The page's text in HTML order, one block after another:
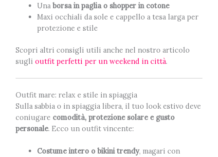
Una borsa in paglia o shopper in cotone
Maxi occhiali da sole e cappello a tesa larga per
protezione e stile
Scopri altri consigli utili anche nel nostro articolo
sugli outfit perfetti per un weekend in città.
Outfit mare: relax e stile in spiaggia
Sulla sabbia o in spiaggia libera, il tuo look estivo deve
coniugare comodità, protezione solare e gusto
personale. Ecco un outfit vincente:
Costume intero o bikini trendy, magari con